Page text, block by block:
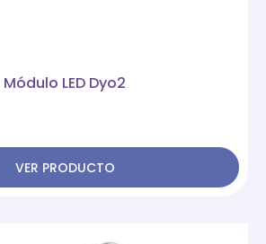
Módulo LED Dyo2
VER PRODUCTO